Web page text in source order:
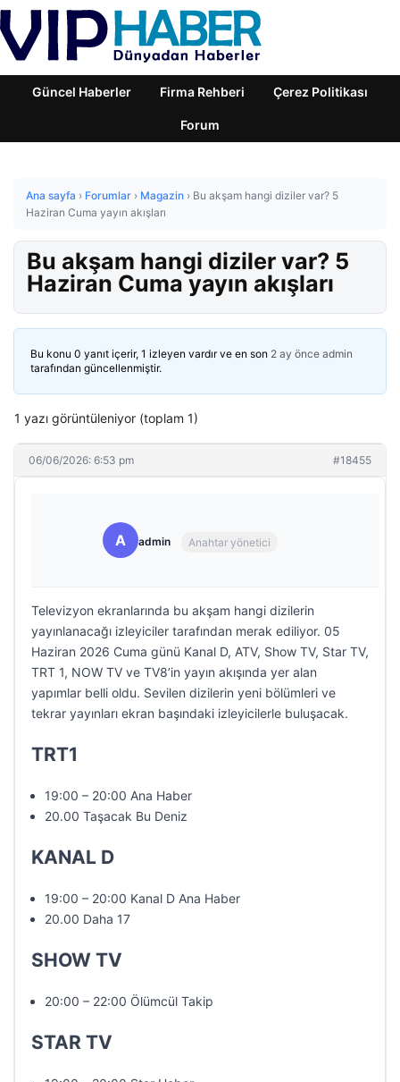
Güncel Haberler Firma Rehberi Çerez Politikası
Forum
Ana sayfa › Forumlar › Magazin › Bu akşam hangi diziler var? 5
Haziran Cuma yayın akışları
Bu akşam hangi diziler var? 5
Haziran Cuma yayın akışları
Bu konu 0 yanıt içerir, 1 izleyen vardır ve en son 2 ay önce admin
tarafından güncellenmiştir.
1 yazı görüntüleniyor (toplam 1)
06/06/2026: 6:53 pm #18455
A admin Anahtar yönetici
Televizyon ekranlarında bu akşam hangi dizilerin
yayınlanacağı izleyiciler tarafından merak ediliyor. 05
Haziran 2026 Cuma günü Kanal D, ATV, Show TV, Star TV,
TRT 1, NOW TV ve TV8’in yayın akışında yer alan
yapımlar belli oldu. Sevilen dizilerin yeni bölümleri ve
tekrar yayınları ekran başındaki izleyicilerle buluşacak.
TRT1
19:00 – 20:00 Ana Haber
20.00 Taşacak Bu Deniz
KANAL D
19:00 – 20:00 Kanal D Ana Haber
20.00 Daha 17
SHOW TV
20:00 – 22:00 Ölümcül Takip
STAR TV